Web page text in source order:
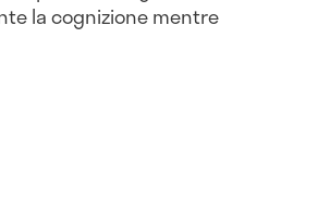
la cognizione mentre